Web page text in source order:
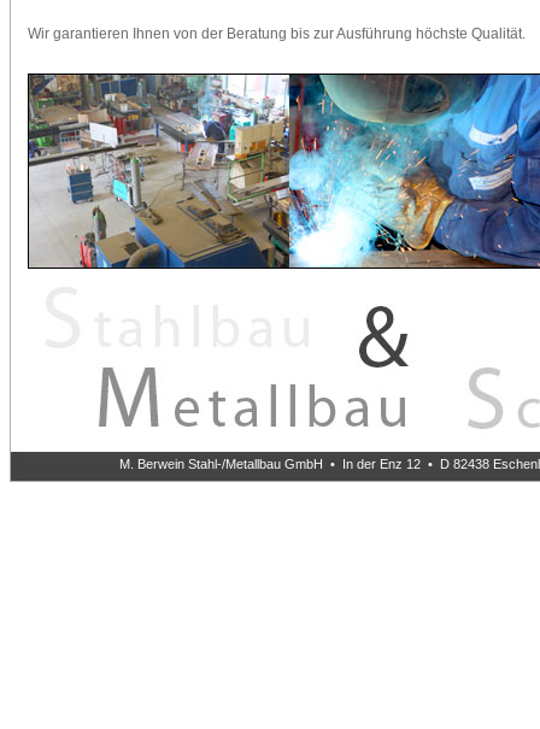
M. Berwein Stahl-/Metallbau GmbH • In der Enz 12 • D 82438
Wir garantieren Ihnen von der Beratung bis zur Ausführung höchste Qualität.